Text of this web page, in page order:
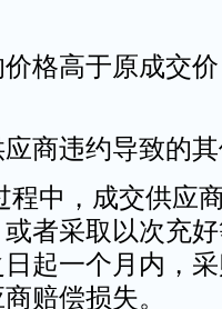
格高于原成交
商违约导致的
中，成交供应
者采取以次充
起一个月内，
赔偿损失。